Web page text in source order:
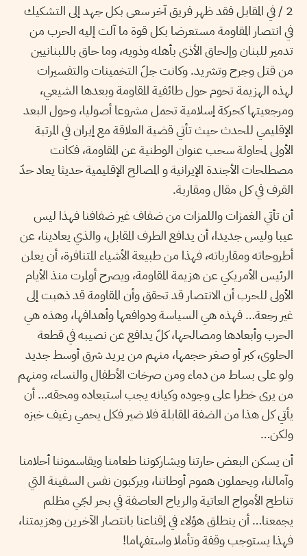
2 / في المقابل فقد ظهر فريق آخر سعى بكل جهد إلى التشكيك
في انتصار المقاومة مستعرضا بكل قوة ما آلت إليه الحرب من
تدمير للبنان وإلحاق الأذى بأهله وذويه، وما حاق باللبنانيين
من قتل وجرح وتشريد. وكانت جلّ التخمينات والتفسيرات
لهذه الهزيمة تحوم حول طائفية المقاومة وبعدها الشيعي،
ومرجعيتها كحركة إسلامية تحمل مشروعا أصوليا، وحول البعد
الإقليمي للحدث حيث تأتي قضية العلاقة مع إيران في المرتبة
الأولى لمحاولة سحب عنوان الوطنية عن المقاومة، فكانت
مصطلحات الأجندة الإيرانية و المصالح الإقليمية حديثا يعاد حدّ
القرف في كل مقال ومقاربة.
أن تأتي الغمزات واللمزات من ضفاف غير ضفافنا فهذا ليس
عيبا وليس جديدا، أن يدافع الطرف المقابل، والذي يعادينا، عن
أطروحاته ومقارباته، فهذا من طبيعة الأشياء المتنافرة، أن يعلن
الرئيس الأمريكي عن هزيمة المقاومة، ويصرح أولمرت منذ الأيام
الأولى للحرب أن الانتصار قد تحقق وأن المقاومة قد ذهبت إلى
غير رجعة… فهذه هي السياسة ودوافعها وأهدافها، وهذه هي
الحرب وأبعادها ومصالحها، كلّ يدافع عن نصيبه في قطعة
الحلوى، كبر أو صغر حجمها، منهم من يريد شرق أوسط جديد
ولو على بساط من دماء ومن صرخات الأطفال والنساء، ومنهم
من يرى خطرا على وجوده وكيانه يجب استبعاده ومحقه… أن
يأتي كل هذا من الضفة المقابلة فلا ضير فكل يحمي رغيف خبزه
ولكن…
أن يسكن البعض حارتنا ويشاركوننا طعامنا ويقاسموننا أحلامنا
وآمالنا، ويحملون هموم أوطاننا، ويركبون نفس السفينة التي
تناطح الأمواج العاتية والرياح العاصفة في بحر لجّي مظلم
يجمعنا… أن ينطلق هؤلاء في إقناعنا بانتصار الآخرين وهزيمتنا،
فهذا يستوجب وقفة وتأملا واستفهاما!